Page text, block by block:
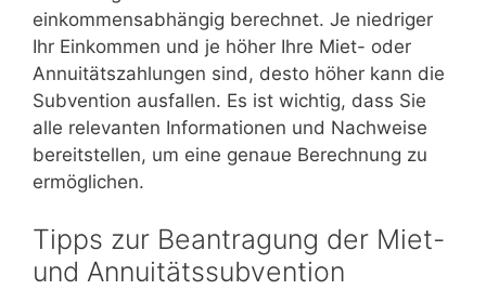
einkommensabhängig berechnet. Je niedriger
Ihr Einkommen und je höher Ihre Miet- oder
Annuitätszahlungen sind, desto höher kann die
Subvention ausfallen. Es ist wichtig, dass Sie
alle relevanten Informationen und Nachweise
bereitstellen, um eine genaue Berechnung zu
ermöglichen.
Tipps zur Beantragung der Miet-
und Annuitätssubvention